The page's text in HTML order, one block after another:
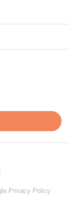
Privacy Policy